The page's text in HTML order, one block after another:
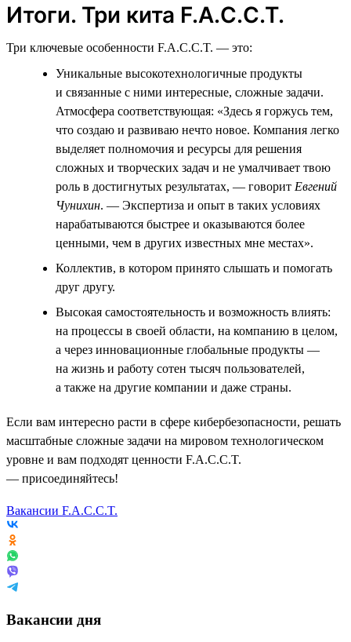
Итоги. Три кита F.A.C.C.T.
Три ключевые особенности F.A.C.C.T. — это:
Уникальные высокотехнологичные продукты
и связанные с ними интересные, сложные задачи.
Атмосфера соответствующая: «Здесь я горжусь тем,
что создаю и развиваю нечто новое. Компания легко
выделяет полномочия и ресурсы для решения
сложных и творческих задач и не умалчивает твою
роль в достигнутых результатах, — говорит Евгений
Чунихин. — Экспертиза и опыт в таких условиях
нарабатываются быстрее и оказываются более
ценными, чем в других известных мне местах».
Коллектив, в котором принято слышать и помогать
друг другу.
Высокая самостоятельность и возможность влиять:
на процессы в своей области, на компанию в целом,
а через инновационные глобальные продукты —
на жизнь и работу сотен тысяч пользователей,
а также на другие компании и даже страны.
Если вам интересно расти в сфере кибербезопасности, решать
масштабные сложные задачи на мировом технологическом
уровне и вам подходят ценности F.A.C.C.T.
— присоединяйтесь!
Вакансии F.A.C.C.T.
Вакансии дня